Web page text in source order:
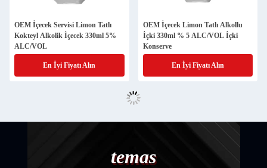
OEM İçecek Servisi Limon Tatlı
Kokteyl Alkolik İçecek 330ml 5%
ALC/VOL
En İyi Fiyatı Alın
OEM İçecek Limon Tatlı Alkollu
İçki 330ml % 5 ALC/VOL İçki
Konserve
En İyi Fiyatı Alın
temas